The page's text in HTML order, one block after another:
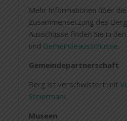
Mehr Informationen über die
Zusammensetzung des
Ausschüsse finden Sie in
und Gemeindeausschüsse.
Gemeindepartnerschaft
Berg ist verschwistert mit
Steiermark
Museen